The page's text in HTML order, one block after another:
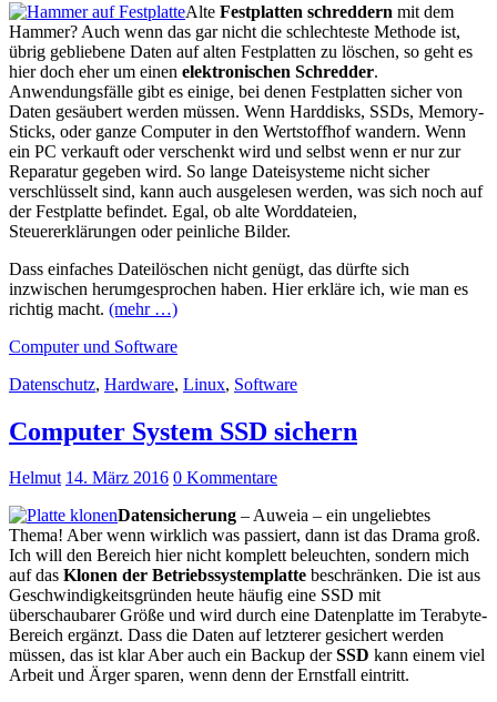
Alte Festplatten schreddern mit dem
Hammer? Auch wenn das gar nicht die schlechteste Methode ist,
übrig gebliebene Daten auf alten Festplatten zu löschen, so geht es
hier doch eher um einen elektronischen Schredder.
Anwendungsfälle gibt es einige, bei denen Festplatten sicher von
Daten gesäubert werden müssen. Wenn Harddisks, SSDs, Memory-
Sticks, oder ganze Computer in den Wertstoffhof wandern. Wenn
ein PC verkauft oder verschenkt wird und selbst wenn er nur zur
Reparatur gegeben wird. So lange Dateisysteme nicht sicher
verschlüsselt sind, kann auch ausgelesen werden, was sich noch auf
der Festplatte befindet. Egal, ob alte Worddateien,
Steuererklärungen oder peinliche Bilder.
Dass einfaches Dateilöschen nicht genügt, das dürfte sich
inzwischen herumgesprochen haben. Hier erkläre ich, wie man es
richtig macht. (mehr …)
Computer und Software
Datenschutz, Hardware, Linux, Software
Computer System SSD sichern
Helmut 14. März 2016 0 Kommentare
Datensicherung – Auweia – ein ungeliebtes
Thema! Aber wenn wirklich was passiert, dann ist das Drama groß.
Ich will den Bereich hier nicht komplett beleuchten, sondern mich
auf das Klonen der Betriebssystemplatte beschränken. Die ist aus
Geschwindigkeitsgründen heute häufig eine SSD mit
überschaubarer Größe und wird durch eine Datenplatte im Terabyte-
Bereich ergänzt. Dass die Daten auf letzterer gesichert werden
müssen, das ist klar Aber auch ein Backup derSSD kann einem viel
Arbeit und Ärger sparen, wenn denn der Ernstfall eintritt.